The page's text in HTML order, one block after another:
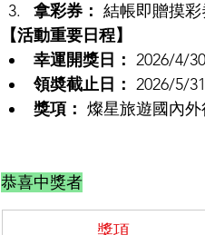
拿彩券： 結帳即贈摸
【活動重要日程】
幸運開獎日： 2026/4/
領奬截止日： 2026/5/
獎項： 燦星旅遊國內外
恭喜中獎者
獎項